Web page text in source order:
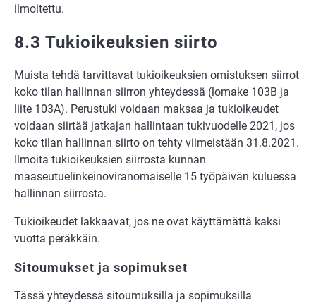
ilmoitettu.
8.3 Tukioikeuksien siirto
Muista tehdä tarvittavat tukioikeuksien omistuksen siirrot
koko tilan hallinnan siirron yhteydessä (lomake 103B ja
liite 103A). Perustuki voidaan maksaa ja tukioikeudet
voidaan siirtää jatkajan hallintaan tukivuodelle 2021, jos
koko tilan hallinnan siirto on tehty viimeistään 31.8.2021.
Ilmoita tukioikeuksien siirrosta kunnan
maaseutuelinkeinoviranomaiselle 15 työpäivän kuluessa
hallinnan siirrosta.
Tukioikeudet lakkaavat, jos ne ovat käyttämättä kaksi
vuotta peräkkäin.
Sitoumukset ja sopimukset
Tässä yhteydessä sitoumuksilla ja sopimuksilla